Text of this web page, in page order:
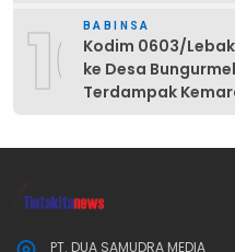
10BABINSA
Kodim 0603/
ke Desa
Terdampak
PT. DUA SAMUDRA MEDIA